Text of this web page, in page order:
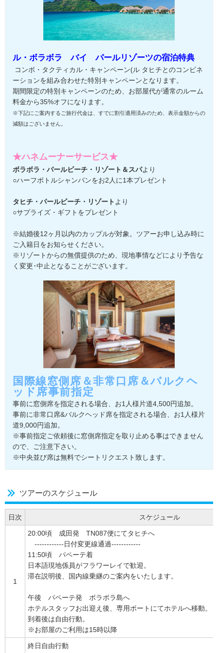
ル・ボラボラ バイ パールリゾーツの宿泊特典
コンボ・タクティカル・キャンペーン(ル タヒチとのコンビネ
ーションを組み合わせた特別キャンペーンとなります。
期間限定の特別キャンペーンのため、お部屋代が通常のルーム
料金から35%オフになります。
※下記にご案内するご旅行代金は、すでに割引適用済みのため、表示金額からの
減額はございません。
★ハネムーナーサービス★
ボラボラ・パールビーチ・リゾート＆スパより
○ハーフボトルシャンパンをお2人に1本プレゼント
タヒチ・パールビーチ・リゾート より
○サプライズ・ギフトをプレゼント
※結婚後12ヶ月以内のカップルが対象。ツアーお申し込み時に
ご入籍日をお知らせください。
※リゾートからの無償提供のため、現地事情などにより予告な
く変更･中止となることがございます。
国際線窓側席＆非常口席＆バルクヘ
ッド席事前指定
事前に窓側席を指定される場合、お1人様片道4,500円追加。
事前に非常口席&バルクヘッド席を指定される場合、お1人様片
道9,000円追加。
※事前指定ご依頼後に窓側席指定を取り止める事はできません
ので、ご注意下さい。
※中央並び席は無料でシートリクエスト致します。
ツアーのスケジュール
日次 スケジュール
1
20:00頃 成田発 TN087便にてタヒチへ
------------日付変更線通過------------
11:50頃 パペーテ着
日本語現地係員がフラワーレイで歓迎。
滞在説明後、国内線乗継のご案内をいたします。
午後 パペーテ発 ボラボラ島へ
ホテルスタッフお出迎え後、専用ボートにてホテルへ移動。
到着後は自由行動。
※お部屋のご利用は15時以降
終日自由行動